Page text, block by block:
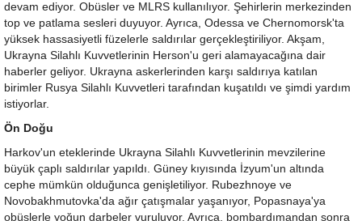
devam ediyor. Obüsler ve MLRS kullanılıyor. Şehirlerin merkezinden
top ve patlama sesleri duyuyor. Ayrıca, Odessa ve Chernomorsk'ta
yüksek hassasiyetli füzelerle saldırılar gerçekleştiriliyor. Akşam,
Ukrayna Silahlı Kuvvetlerinin Herson'u geri alamayacağına dair
haberler geliyor. Ukrayna askerlerinden karşı saldırıya katılan
birimler Rusya Silahlı Kuvvetleri tarafından kuşatıldı ve şimdi yardım
istiyorlar.
Ön Doğu
Harkov'un eteklerinde Ukrayna Silahlı Kuvvetlerinin mevzilerine
büyük çaplı saldırılar yapıldı. Güney kıyısında İzyum'un altında
cephe mümkün olduğunca genişletiliyor. Rubezhnoye ve
Novobakhmutovka'da ağır çatışmalar yaşanıyor, Popasnaya'ya
obüslerle yoğun darbeler vuruluyor. Ayrıca, bombardımandan sonra